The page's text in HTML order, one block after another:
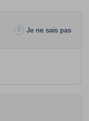
Je ne sais pas